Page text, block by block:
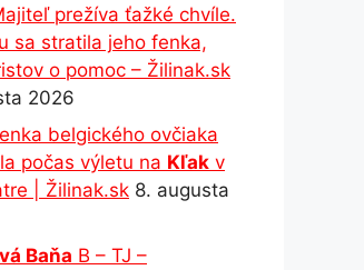
prežíva ťažké chvíle.
sa stratila jeho fenka,
o pomoc – Žilinak.sk
2026
belgického ovčiaka
počas výletu na Kľak v
| Žilinak.sk 8. augusta
Baňa B – TJ –